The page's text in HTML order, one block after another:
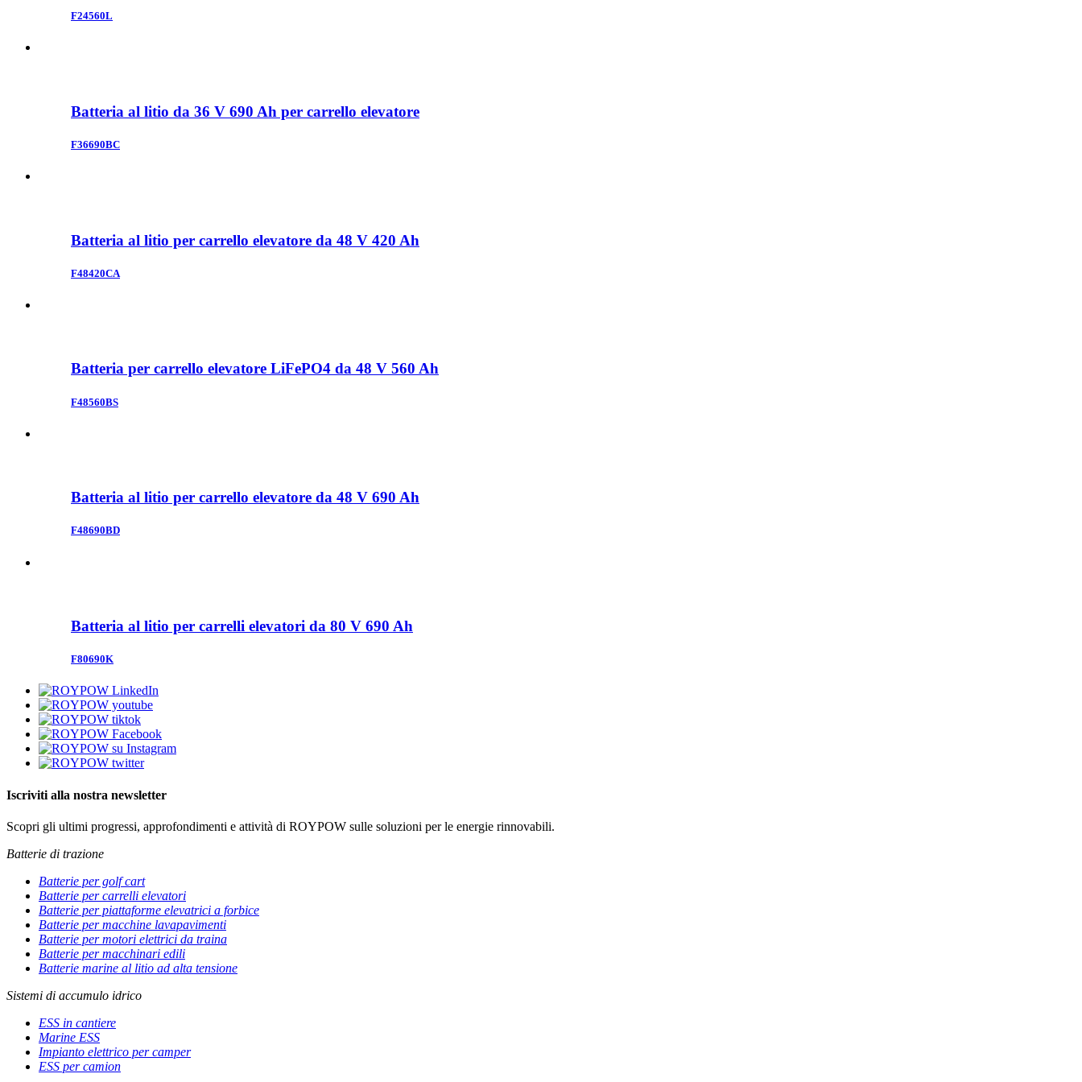
F24560L
Batteria al litio da 36 V 690 Ah per carrello elevatore
F36690BC
Batteria al litio per carrello elevatore da 48 V 420 Ah
F48420CA
Batteria per carrello elevatore LiFePO4 da 48 V 560 Ah
F48560BS
Batteria al litio per carrello elevatore da 48 V 690 Ah
F48690BD
Batteria al litio per carrelli elevatori da 80 V 690 Ah
F80690K
Iscriviti alla nostra newsletter
Scopri gli ultimi progressi, approfondimenti e attività di ROYPOW sulle soluzioni per le energie rinnovabili.
Batterie di trazione
Batterie per golf cart
Batterie per carrelli elevatori
Batterie per piattaforme elevatrici a forbice
Batterie per macchine lavapavimenti
Batterie per motori elettrici da traina
Batterie per macchinari edili
Batterie marine al litio ad alta tensione
Sistemi di accumulo idrico
ESS in cantiere
Marine ESS
Impianto elettrico per camper
ESS per camion